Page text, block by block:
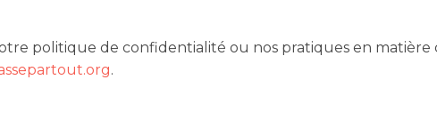
politique de confidentialité ou nos pratiques en matière
.